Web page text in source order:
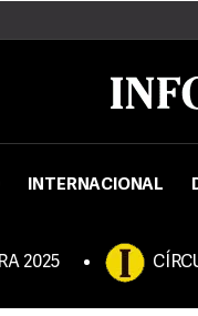
INTERNACIONAL
2025